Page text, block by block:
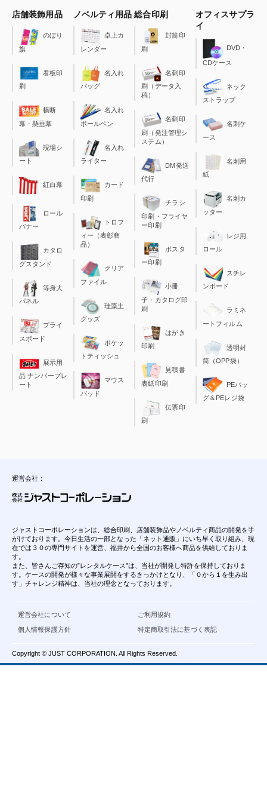
店舗装飾用品
のぼり
旗
看板印
刷
横断
幕・懸垂幕
現場シ
ート
紅白幕
ロール
バナー
カタロ
グスタンド
等身大
パネル
プライ
スボード
展示用
品 ナンバープレ
ート
ノベルティ用品
卓上カ
レンダー
名入れ
バッグ
名入れ
ボールペン
名入れ
ライター
カード
印刷
トロフ
ィー（表彰商
品）
クリア
ファイル
珪藻土
グッズ
ポケッ
トティッシュ
マウス
パッド
総合印刷
封筒印
刷
名刺印
刷（データ入
稿）
名刺印
刷（発注管理シ
ステム）
DM発送
代行
チラシ
印刷・フライヤ
ー印刷
ポスタ
ー印刷
小冊
子・カタログ印
刷
はがき
印刷
見積書
表紙印刷
伝票印
刷
オフィスサプラ
イ
DVD・
CDケース
ネック
ストラップ
名刺ケ
ース
名刺用
紙
名刺カ
ッター
レジ用
ロール
スチレ
ンボード
ラミネ
ートフィルム
透明封
筒（OPP袋）
PEバッ
グ＆PEレジ袋
運営会社：
ジャストコーポレーションは、総合印刷、店舗装飾品やノベルティ商品の開発を手
がけております。今日生活の一部となった「ネット通販」にいち早く取り組み、現
在では３０の専門サイトを運営、福井から全国のお客様へ商品を供給しておりま
す。
また、皆さんご存知の”レンタルケース”は、当社が開発し特許を保持しておりま
す。ケースの開発が様々な事業展開をするきっかけとなり、「０から１を生み出
す」チャレンジ精神は、当社の理念となっております。
運営会社について
個人情報保護方針
ご利用規約
特定商取引法に基づく表記
Copyright © JUST CORPORATION. All Rights Reserved.